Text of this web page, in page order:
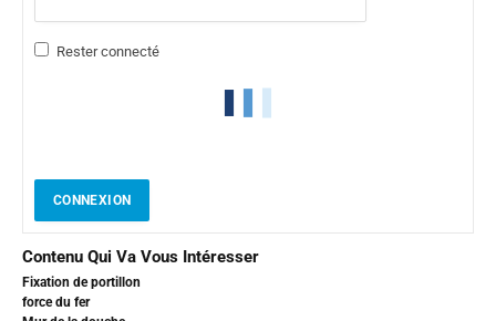
Rester connecté
CONNEXION
Contenu Qui Va Vous Intéresser
Fixation de portillon
force du fer